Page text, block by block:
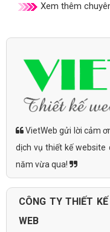
Xem thêm
VietWeb gửi lời cảm
dịch vụ thiết kế website
năm vừa qua!
CÔNG TY THIẾT
WEB